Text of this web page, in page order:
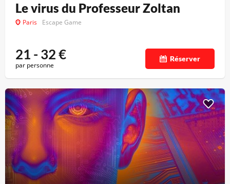
Le virus du Professeur Zoltan
Paris Escape Game
21 - 32€
par personne
Réserver